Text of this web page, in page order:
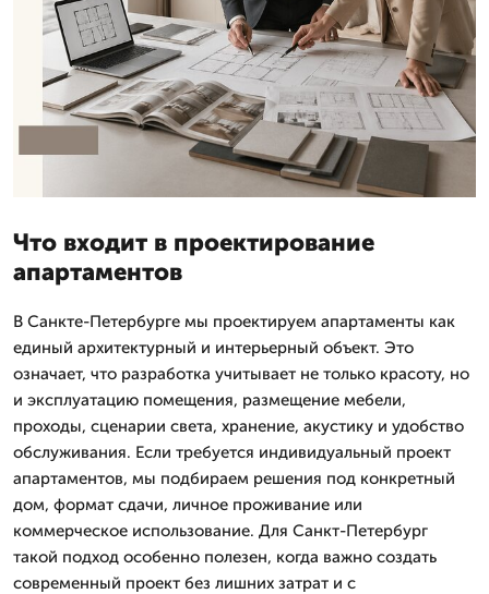
Что входит в проектирование
апартаментов
В Санкте-Петербурге мы проектируем апартаменты как
единый архитектурный и интерьерный объект. Это
означает, что разработка учитывает не только красоту, но
и эксплуатацию помещения, размещение мебели,
проходы, сценарии света, хранение, акустику и удобство
обслуживания. Если требуется индивидуальный проект
апартаментов, мы подбираем решения под конкретный
дом, формат сдачи, личное проживание или
коммерческое использование. Для Санкт-Петербург
такой подход особенно полезен, когда важно создать
современный проект без лишних затрат и с